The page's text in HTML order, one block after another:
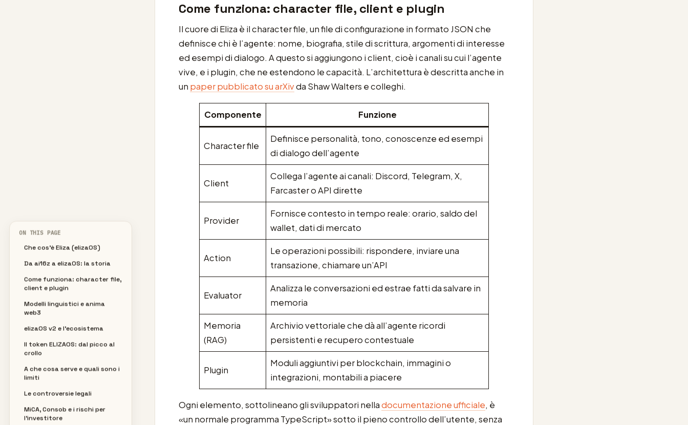
Come funziona: character file, client e plugin
Il cuore di Eliza è il character file, un file di configurazione in formato JSON che
definisce chi è l’agente: nome, biografia, stile di scrittura, argomenti di interesse
ed esempi di dialogo. A questo si aggiungono i client, cioè i canali su cui l’agente
vive, e i plugin, che ne estendono le capacità. L’architettura è descritta anche in
un paper pubblicato su arXivda Shaw Walters e colleghi.
Componente Funzione
Character file
Definisce personalità, tono, conoscenze ed esempi
di dialogo dell’agente
Client
Collega l’agente ai canali: Discord, Telegram, X,
Farcaster o API dirette
Provider
Fornisce contesto in tempo reale: orario, saldo del
wallet, dati di mercato
Action
Le operazioni possibili: rispondere, inviare una
transazione, chiamare un’API
Evaluator
Analizza le conversazioni ed estrae fatti da salvare in
memoria
Memoria
(RAG)
Archivio vettoriale che dà all’agente ricordi
persistenti e recupero contestuale
Plugin
Moduli aggiuntivi per blockchain, immagini o
integrazioni, montabili a piacere
Ogni elemento, sottolineano gli sviluppatori nelladocumentazione ufficiale, è
«un normale programma TypeScript» sotto il pieno controllo dell’utente, senza
ON THIS PAGE
Che cos’è Eliza (elizaOS)
Da ai16z a elizaOS: la storia
Come funziona: character file,
client e plugin
Modelli linguistici e anima
web3
elizaOS v2 e l’ecosistema
Il token ELIZAOS: dal picco al
crollo
A che cosa serve e quali sono i
limiti
Le controversie legali
MiCA, Consob e i rischi per
l’investitore